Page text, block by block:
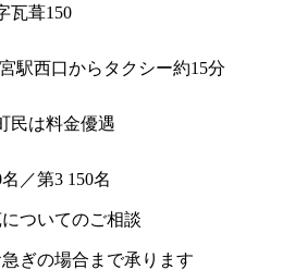
瓦葺150
駅西口からタクシー約15分
民は料金優遇
／第3 150名
ついてのご相談
ぎの場合まで承ります